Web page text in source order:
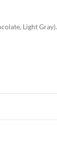
Light Gray).